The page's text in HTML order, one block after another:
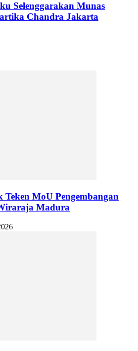
Selenggarakan Munas
Chandra Jakarta
MoU Pengembangan
Madura